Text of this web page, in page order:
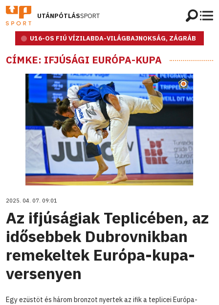
UTÁNPÓTLÁSSPORT
U16-OS FIÚ VÍZILABDA-VILÁGBAJNOKSÁG, ZÁGRÁB
CÍMKE: IFJÚSÁGI EURÓPA-KUPA
2025. 04. 07. 09:01
Az ifjúságiak Teplicében, az
idősebbek Dubrovnikban
remekeltek Európa-kupa-
versenyen
Egy ezüstöt és három bronzot nyertek az ifik a teplicei Európa-